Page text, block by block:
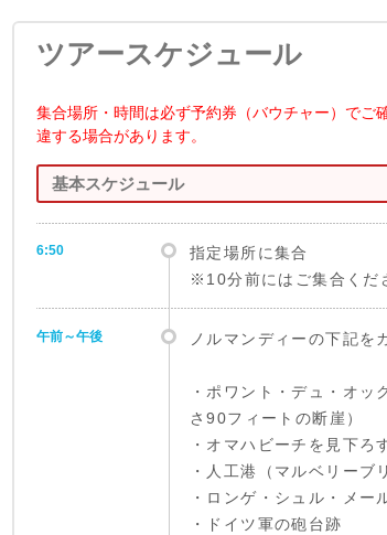
ツアースケジュール
集合場所・時間は必ず予約券（バウチャー）で
違する場合があります。
基本スケジュール
6:50
指定場所に集合
※10分前にはご集合くだ
午前～午後 ノルマンディーの下記を
・ポワント・デュ・オッ
さ90フィートの断崖）
・オマハビーチを見下ろ
・人工港（マルベリーブ
・ロンゲ・シュル・メー
・ドイツ軍の砲台跡